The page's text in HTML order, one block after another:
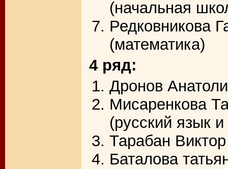
(начальная
Редковникова
(математика)
4 ряд:
Дронов
Мисаренкова
(русский язык
Тарабан
Баталова